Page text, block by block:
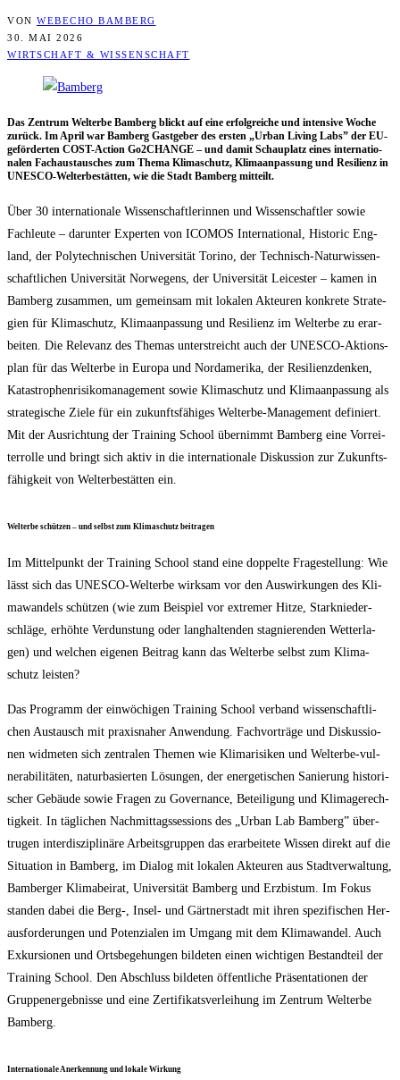
VON WEBECHO BAMBERG
30. MAI 2026
WIRTSCHAFT & WISSENSCHAFT
Das Zen­trum Welt­erbe Bam­berg blickt auf eine erfolg­rei­che und inten­si­ve Woche
zurück. Im April war Bam­berg Gast­ge­ber des ers­ten „Urban Living Labs” der EU-
geför­der­ten COST-Action Go2CHANGE – und damit Schau­platz eines inter­na­tio­
na­len Fach­aus­tau­sches zum The­ma Kli­ma­schutz, Kli­ma­an­pas­sung und Resi­li­enz in
UNESCO-Welt­erbe­stät­ten, wie die Stadt Bam­berg mitteilt.
Über 30 inter­na­tio­na­le Wis­sen­schaft­le­rin­nen und Wis­sen­schaft­ler sowie
Fach­leu­te – dar­un­ter Exper­ten von ICOMOS Inter­na­tio­nal, His­to­ric Eng­
land, der Poly­tech­ni­schen Uni­ver­si­tät Tori­no, der Tech­nisch-Natur­wis­sen­
schaft­li­chen Uni­ver­si­tät Nor­we­gens, der Uni­ver­si­tät Lei­ces­ter – kamen in
Bam­berg zusam­men, um gemein­sam mit loka­len Akteu­ren kon­kre­te Stra­te­
gien für Kli­ma­schutz, Kli­ma­an­pas­sung und Resi­li­enz im Welt­erbe zu erar­
bei­ten. Die Rele­vanz des The­mas unter­streicht auch der UNESCO-Akti­ons­
plan für das Welt­erbe in Euro­pa und Nord­ame­ri­ka, der Resi­li­en­z­den­ken,
Kata­stro­phen­ri­si­ko­ma­nage­ment sowie Kli­ma­schutz und Kli­ma­an­pas­sung als
stra­te­gi­sche Zie­le für ein zukunfts­fä­hi­ges Welt­erbe-Manage­ment defi­niert.
Mit der Aus­rich­tung der Trai­ning School über­nimmt Bam­berg eine Vor­rei­
ter­rol­le und bringt sich aktiv in die inter­na­tio­na­le Dis­kus­si­on zur Zukunfts­
fä­hig­keit von Welt­erbe­stät­ten ein.
Welt­erbe schüt­zen – und selbst zum Kli­ma­schutz beitragen
Im Mit­tel­punkt der Trai­ning School stand eine dop­pel­te Fra­ge­stel­lung: Wie
lässt sich das UNESCO-Welt­erbe wirk­sam vor den Aus­wir­kun­gen des Kli­
ma­wan­dels schüt­zen (wie zum Bei­spiel vor extre­mer Hit­ze, Stark­nie­der­
schlä­ge, erhöh­te Ver­duns­tung oder lang­hal­ten­den sta­gnie­ren­den Wet­ter­la­
gen) und wel­chen eige­nen Bei­trag kann das Welt­erbe selbst zum Kli­ma­
schutz leisten?
Das Pro­gramm der ein­wö­chi­gen Trai­ning School ver­band wis­sen­schaft­li­
chen Aus­tausch mit pra­xis­na­her Anwen­dung. Fach­vor­trä­ge und Dis­kus­sio­
nen wid­me­ten sich zen­tra­len The­men wie Kli­ma­ri­si­ken und Welt­erbe-vul­
nerabi­li­tä­ten, natur­ba­sier­ten Lösun­gen, der ener­ge­ti­schen Sanie­rung his­to­ri­
scher Gebäu­de sowie Fra­gen zu Gover­nan­ce, Betei­li­gung und Kli­ma­ge­rech­
tig­keit. In täg­li­chen Nach­mit­tags­ses­si­ons des „Urban Lab Bam­berg” über­
tru­gen inter­dis­zi­pli­nä­re Arbeits­grup­pen das erar­bei­te­te Wis­sen direkt auf die
Situa­ti­on in Bam­berg, im Dia­log mit loka­len Akteu­ren aus Stadt­ver­wal­tung,
Bam­ber­ger Kli­ma­bei­rat, Uni­ver­si­tät Bam­berg und Erz­bis­tum. Im Fokus
stan­den dabei die Berg‑, Insel- und Gärt­ner­stadt mit ihren spe­zi­fi­schen Her­
aus­for­de­run­gen und Poten­zia­len im Umgang mit dem Kli­ma­wan­del. Auch
Exkur­sio­nen und Orts­be­ge­hun­gen bil­de­ten einen wich­ti­gen Bestand­teil der
Trai­ning School. Den Abschluss bil­de­ten öffent­li­che Prä­sen­ta­tio­nen der
Grup­pen­er­geb­nis­se und eine Zer­ti­fi­kats­ver­lei­hung im Zen­trum Welt­erbe
Bamberg.
Inter­na­tio­na­le Aner­ken­nung und loka­le Wirkung